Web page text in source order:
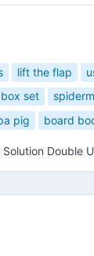
lift the flap
box set
pig board
Double